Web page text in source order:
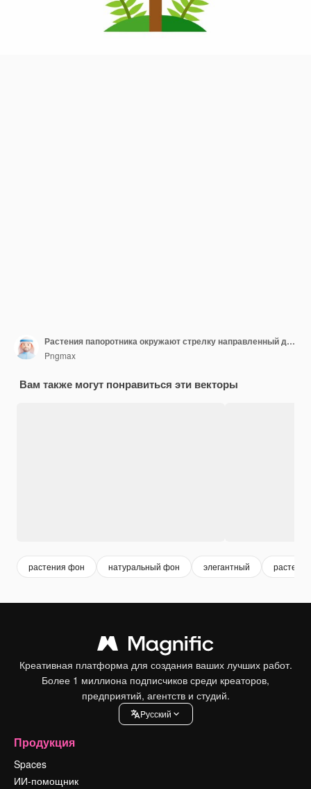
Растения папоротника окружают стрелку направленный деревянный вектор вывески на белом фоне
Pngmax
Вам также могут понравиться эти векторы
растения фон натуральный фон элегантный растения
Креативная платформа для создания ваших лучших работ.
Более 1 миллиона подписчиков среди креаторов,
предприятий, агентств и студий.
Pусский
Продукция
Spaces
ИИ-помощник